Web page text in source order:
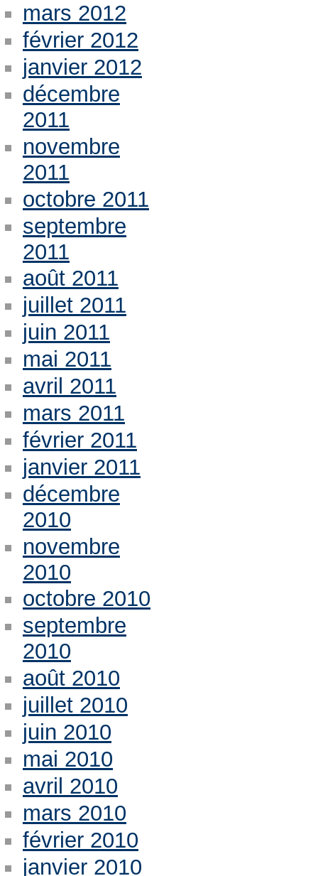
mars 2012
février 2012
janvier 2012
décembre
2011
novembre
2011
octobre 2011
septembre
2011
août 2011
juillet 2011
juin 2011
mai 2011
avril 2011
mars 2011
février 2011
janvier 2011
décembre
2010
novembre
2010
octobre 2010
septembre
2010
août 2010
juillet 2010
juin 2010
mai 2010
avril 2010
mars 2010
février 2010
janvier 2010